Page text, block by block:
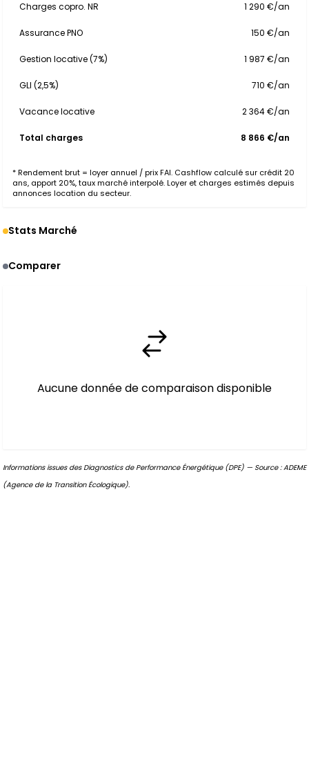
Charges copro. NR 1 290 €/an
Assurance PNO 150 €/an
Gestion locative (7%) 1 987 €/an
GLI (2,5%) 710 €/an
Vacance locative 2 364 €/an
Total charges 8 866 €/an
* Rendement brut = loyer annuel / prix FAI. Cashflow calculé sur crédit 20
ans, apport 20%, taux marché interpolé. Loyer et charges estimés depuis
annonces location du secteur.
Stats Marché
Comparer
Aucune donnée de comparaison disponible
Informations issues des Diagnostics de Performance Énergétique (DPE) — Source : ADEME
(Agence de la Transition Écologique).